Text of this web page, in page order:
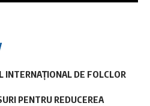
INTERNAȚIONAL DE FOLCLOR
PENTRU REDUCEREA